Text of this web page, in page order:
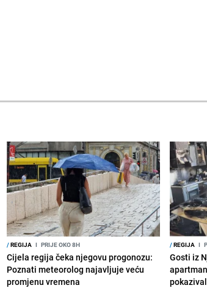
/REGIJA I PRIJE OKO 8H
Cijela regija čeka njegovu progonozu:
Poznati meteorolog najavljuje veću
promjenu vremena
/REGIJA I
Gosti iz